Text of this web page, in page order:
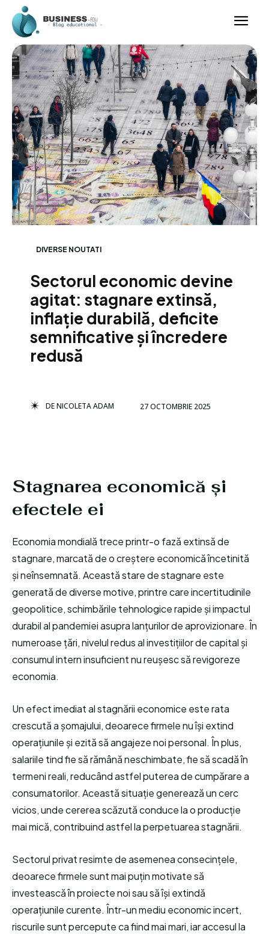
DIVERSE NOUTATI
Sectorul economic devine
agitat: stagnare extinsă,
inflație durabilă, deficite
semnificative și încredere
redusă
DENICOLETA ADAM 27 OCTOMBRIE 2025
Stagnarea economică și
efectele ei
Economia mondială trece printr-o fază extinsă de
stagnare, marcată de o creștere economică încetinită
și neînsemnată. Această stare de stagnare este
generată de diverse motive, printre care incertitudinile
geopolitice, schimbările tehnologice rapide și impactul
durabil al pandemiei asupra lanțurilor de aprovizionare. În
numeroase țări, nivelul redus al investițiilor de capital și
consumul intern insuficient nu reușesc să revigoreze
economia.
Un efect imediat al stagnării economice este rata
crescută a șomajului, deoarece firmele nu își extind
operațiunile și ezită să angajeze noi personal. În plus,
salariile tind fie să rămână neschimbate, fie să scadă în
termeni reali, reducând astfel puterea de cumpărare a
consumatorilor. Această situație generează un cerc
vicios, unde cererea scăzută conduce la o producție
mai mică, contribuind astfel la perpetuarea stagnării.
Sectorul privat resimte de asemenea consecințele,
deoarece firmele sunt mai puțin motivate să
investească în proiecte noi sau să își extindă
operațiunile curente. Într-un mediu economic incert,
riscurile sunt percepute ca fiind mai mari, iar accesul la